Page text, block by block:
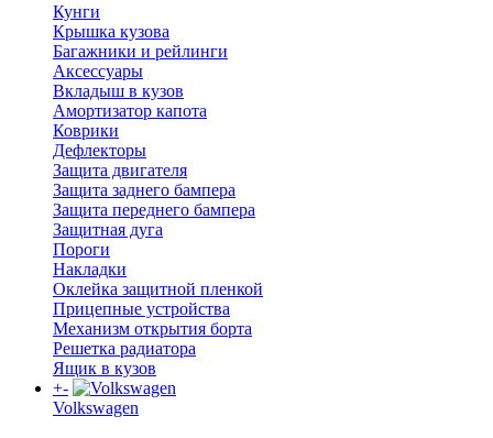
Кунги
Крышка кузова
Багажники и рейлинги
Аксессуары
Вкладыш в кузов
Амортизатор капота
Коврики
Дефлекторы
Защита двигателя
Защита заднего бампера
Защита переднего бампера
Защитная дуга
Пороги
Накладки
Оклейка защитной пленкой
Прицепные устройства
Механизм открытия борта
Решетка радиатора
Ящик в кузов
+-
Volkswagen